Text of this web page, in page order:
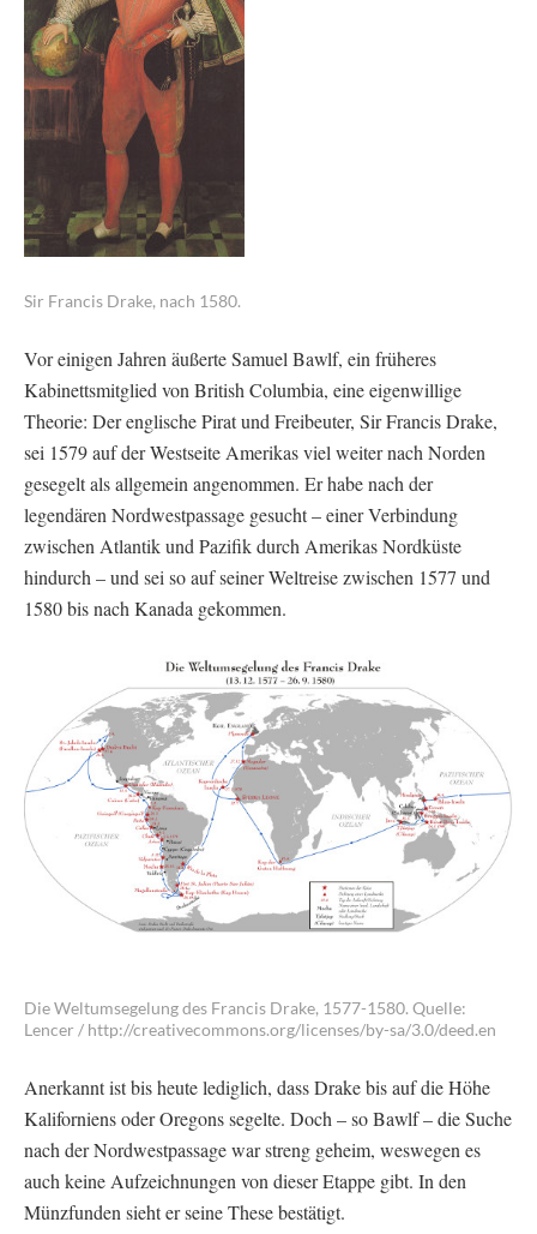
Sir Francis Drake, nach 1580.
Vor einigen Jahren äußerte Samuel Bawlf, ein früheres
Kabinettsmitglied von British Columbia, eine eigenwillige
Theorie: Der englische Pirat und Freibeuter, Sir Francis Drake,
sei 1579 auf der Westseite Amerikas viel weiter nach Norden
gesegelt als allgemein angenommen. Er habe nach der
legendären Nordwestpassage gesucht – einer Verbindung
zwischen Atlantik und Pazifik durch Amerikas Nordküste
hindurch – und sei so auf seiner Weltreise zwischen 1577 und
1580 bis nach Kanada gekommen.
Die Weltumsegelung des Francis Drake, 1577-1580. Quelle:
Lencer / http://creativecommons.org/licenses/by-sa/3.0/deed.en
Anerkannt ist bis heute lediglich, dass Drake bis auf die Höhe
Kaliforniens oder Oregons segelte. Doch – so Bawlf – die Suche
nach der Nordwestpassage war streng geheim, weswegen es
auch keine Aufzeichnungen von dieser Etappe gibt. In den
Münzfunden sieht er seine These bestätigt.